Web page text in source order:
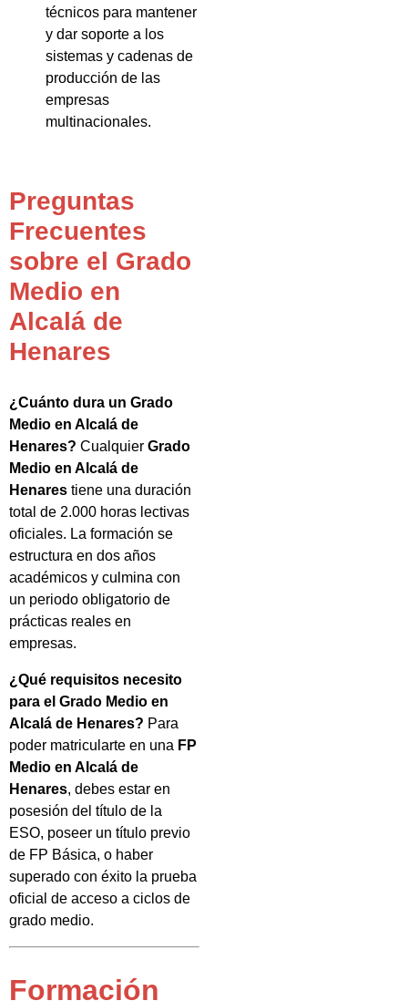
técnicos para mantener
y dar soporte a los
sistemas y cadenas de
producción de las
empresas
multinacionales.
Preguntas
Frecuentes
sobre el Grado
Medio en
Alcalá de
Henares
¿Cuánto dura un Grado
Medio en Alcalá de
Henares? Cualquier Grado
Medio en Alcalá de
Henares tiene una duración
total de 2.000 horas lectivas
oficiales. La formación se
estructura en dos años
académicos y culmina con
un periodo obligatorio de
prácticas reales en
empresas.
¿Qué requisitos necesito
para el Grado Medio en
Alcalá de Henares? Para
poder matricularte en una FP
Medio en Alcalá de
Henares, debes estar en
posesión del título de la
ESO, poseer un título previo
de FP Básica, o haber
superado con éxito la prueba
oficial de acceso a ciclos de
grado medio.
Formación